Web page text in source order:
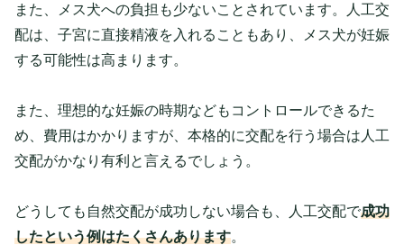
また、メス犬への負担も少ないことされています。人工交
配は、子宮に直接精液を入れることもあり、メス犬が妊娠
する可能性は高まります。
また、理想的な妊娠の時期などもコントロールできるた
め、費用はかかりますが、本格的に交配を行う場合は人工
交配がかなり有利と言えるでしょう。
どうしても自然交配が成功しない場合も、人工交配で成功
したという例はたくさんあります。